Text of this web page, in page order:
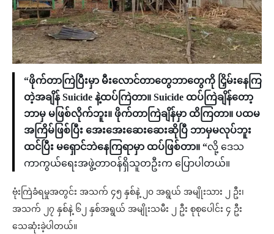
“ဖိုက်တာကြဲပြီးမှာ မီးလောင်တာတွေဘာတွေကို ငြှိမ်းနေကြ
တဲ့အချိန် Suicide နဲ့ထပ်ကြဲတာ။ Suicide ထပ်ကြဲချိန်တော့
ဘာမှ မဖြစ်လိုက်ဘူး။ ဖိုက်တာကြဲချိန်မှာ ထိကြတာ။ ပထမ
အကြိမ်ဖြစ်ပြီး အေးအေးဆေးဆေးဆိုပြီ ဘာမှမလုပ်ဘူး
ထင်ပြီး မရှောင်ဘဲနေကြရာမှာ ထပ်ဖြစ်တာ။ “လို့ ဒေသ
ကာကွယ်ရေးအဖွဲ့တာဝန်ရှိသူတဦးက ပြောပါတယ်။
ဗုံးကြဲခံရမှုအတွင်း အသက် ၄၅ နှစ်နဲ့ ၂၀ အရွယ် အမျိုးသား ၂ ဦး၊
အသက် ၂၇ နှစ်နဲ့ ၆၂ နှစ်အရွယ် အမျိုးသမီး ၂ ဦး စုစုပေါင်း ၄ ဦး
သေဆုံးခဲ့ပါတယ်။